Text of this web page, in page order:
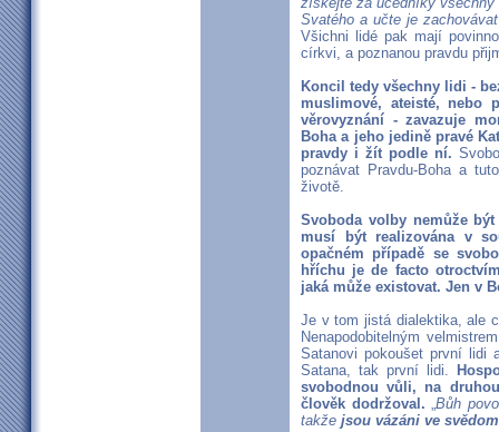
Svatého a učte je
Všichni lidé pak mají
církvi, a poznanou pravdu
Koncil tedy všechny lidi -
muslimové, ateisté, nebo
věrovyznání - zavazuje
Boha a jeho jedině pravé
pravdy i žít podle ní.
poznávat Pravdu-Boha a
životě.
Svoboda volby nemůže
musí být realizována v
opačném případě se
hříchu je de facto
jaká může existovat. Jen v
Je v tom jistá dialektika, ale
Nenapodobitelným
Satanovi pokoušet první lidi
Satana, tak první lidi.
svobodnou vůli, na
člověk dodržoval. „Bůh
takže jsou vázáni ve